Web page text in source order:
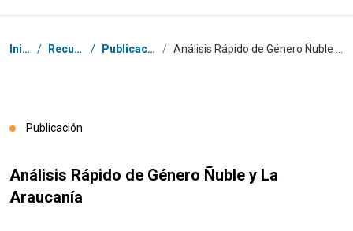
Coordenadas dentro de la ruta de navegación
Inicio / Recursos / Publicaciones /
Publicación
Análisis Rápido de Género Ñuble y La
Araucanía